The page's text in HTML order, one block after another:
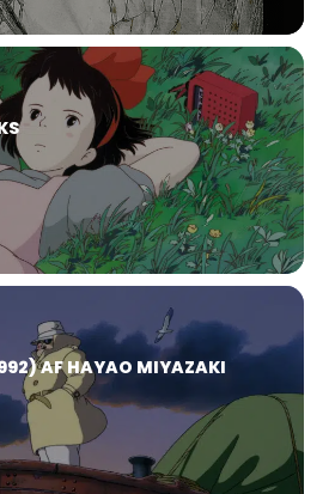
AF HAYAO MIYAZAKI